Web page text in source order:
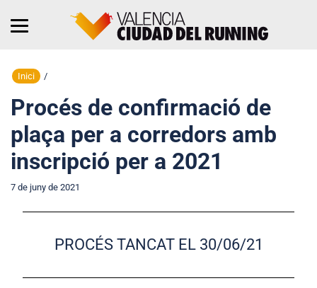
Inici /
Procés de confirmació de
plaça per a corredors amb
inscripció per a 2021
7 de juny de 2021
PROCÉS TANCAT EL 30/06/21